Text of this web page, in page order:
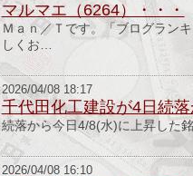
マルマエ（6264）・・・
Ｍａｎ／Ｔです。「ブログラン
しくお…
2026/04/08 18:17
千代田化工建設が4日続
続落から今日4/8(水)に上昇した
2026/04/08 16:10